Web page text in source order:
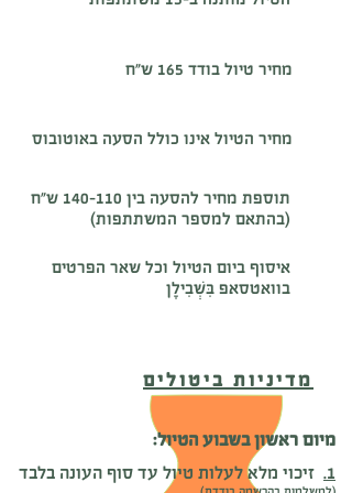
מחיר טיול בודד 165 ש"ח
מחיר הטיול אינו כולל הסעה באוטובוס
תוספת מחיר להסעה בין 110–140 ש״ח
(בהתאם למספר המשתתפות)
איסוף ביום הטיול וכל שאר הפרטים
בוואטסאפ בִּשְׁבִילָן
מדיניות ביטולים
מיום ראשון בשבוע הטיול:
1. זיכוי מלא לעלות טיול עד סוף העונה בלבד